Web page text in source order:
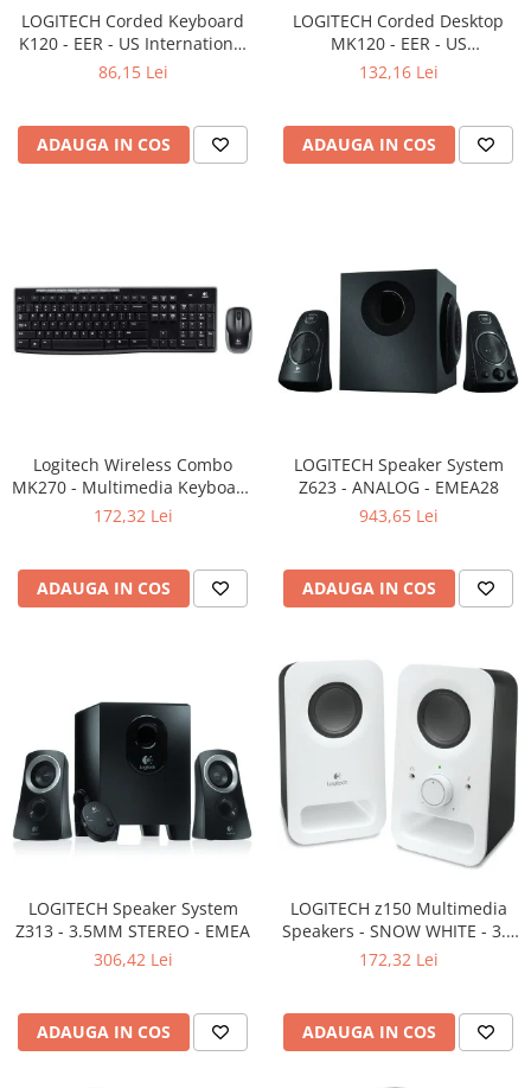
Camere Web
Adaptoare
Casti
Componente PC
Placi de Baza
Placi Video
SSD
Hard Disc-uri
Carcase
Servere & Componente
Componente Server
Servere
Software
Printing
Multifunctionale
Imprimante 3D
LOGITECH Corded Keyboard
K120 - EER - US International
layout
86,15 Lei
ADAUGA IN COS
LOGITECH Corded Desktop
MK120 - EER - US
International layout
132,16 Lei
ADAUGA IN COS
Logitech Wireless Combo
MK270 - Multimedia Keyboard
+ Mouse, Black
172,32 Lei
ADAUGA IN COS
LOGITECH Speaker System
Z623 - ANALOG - EMEA28
943,65 Lei
ADAUGA IN COS
LOGITECH Speaker System
Z313 - 3.5MM STEREO - EMEA
306,42 Lei
ADAUGA IN COS
LOGITECH z150 Multimedia
Speakers - SNOW WHITE - 3.5
MM - EU
172,32 Lei
ADAUGA IN COS